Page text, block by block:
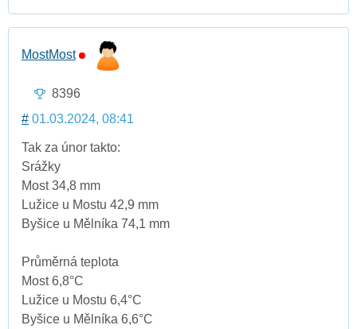
MostMost
8396
# 01.03.2024, 08:41
Tak za únor takto:
Srážky
Most 34,8 mm
Lužice u Mostu 42,9 mm
Byšice u Mělníka 74,1 mm
Průměrná teplota
Most 6,8°C
Lužice u Mostu 6,4°C
Byšice u Mělníka 6,6°C